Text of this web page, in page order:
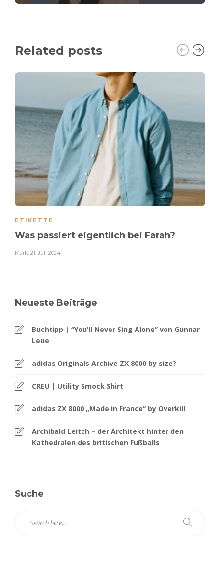
Related posts
ETIKETTE
Was passiert eigentlich bei Farah?
Mark 21. Juli 2024
Neueste Beiträge
Buchtipp | “You’ll Never Sing Alone” von Gunnar
Leue
adidas Originals Archive ZX 8000 by size?
CREU | Utility Smock Shirt
adidas ZX 8000 „Made in France“ by Overkill
Archibald Leitch – der Architekt hinter den
Kathedralen des britischen Fußballs
Suche